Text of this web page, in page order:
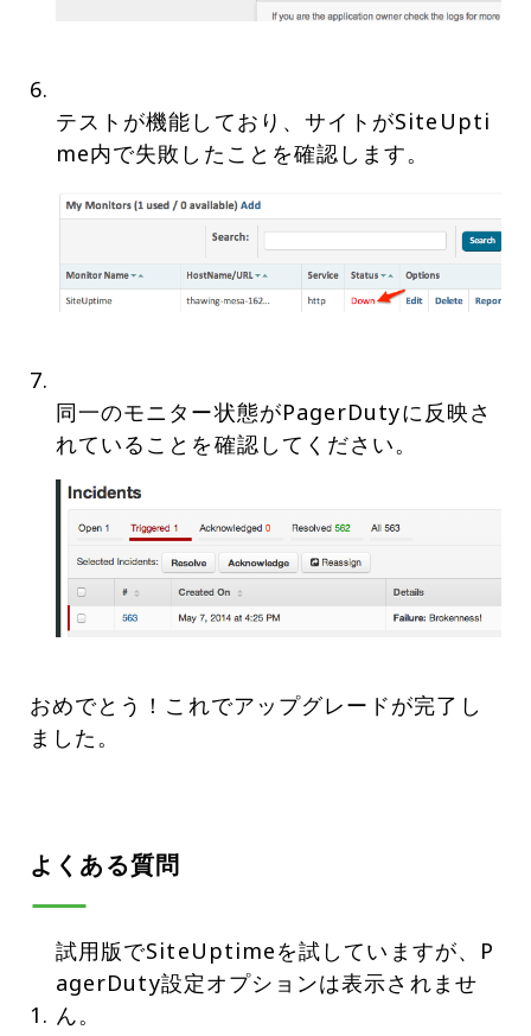
テストが機能しており、サイトがSiteUpti
同一のモニター状態がPagerDutyに反映さ
おめでとう！これでアップグレードが完了し
ました。
よくある質問
試用版でSiteUptimeを試していますが、P
agerDuty設定オプションは表示されませ
ん。